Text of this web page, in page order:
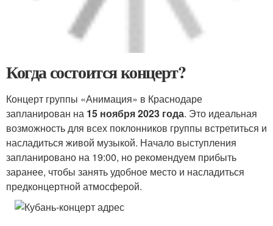
Когда состоится концерт?
Концерт группы «Анимация» в Краснодаре
запланирован на 15 ноября 2023 года. Это идеальная
возможность для всех поклонников группы встретиться и
насладиться живой музыкой. Начало выступления
запланировано на 19:00, но рекомендуем прибыть
заранее, чтобы занять удобное место и насладиться
предконцертной атмосферой.